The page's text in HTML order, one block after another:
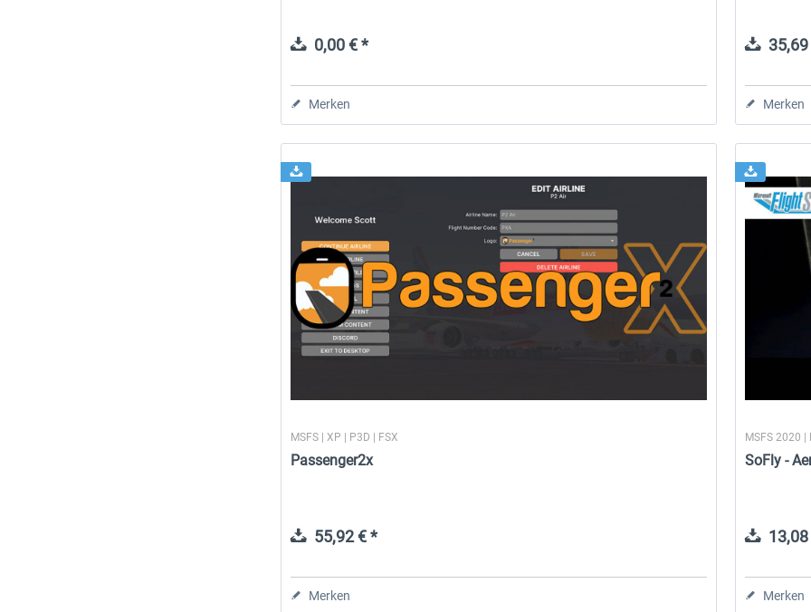
0,00 € *
Merken Merken
MSFS | XP | P3D | FSX
Passenger2x
55,92 € *
Merken
MSFS 2020 |
SoFly -
Merken